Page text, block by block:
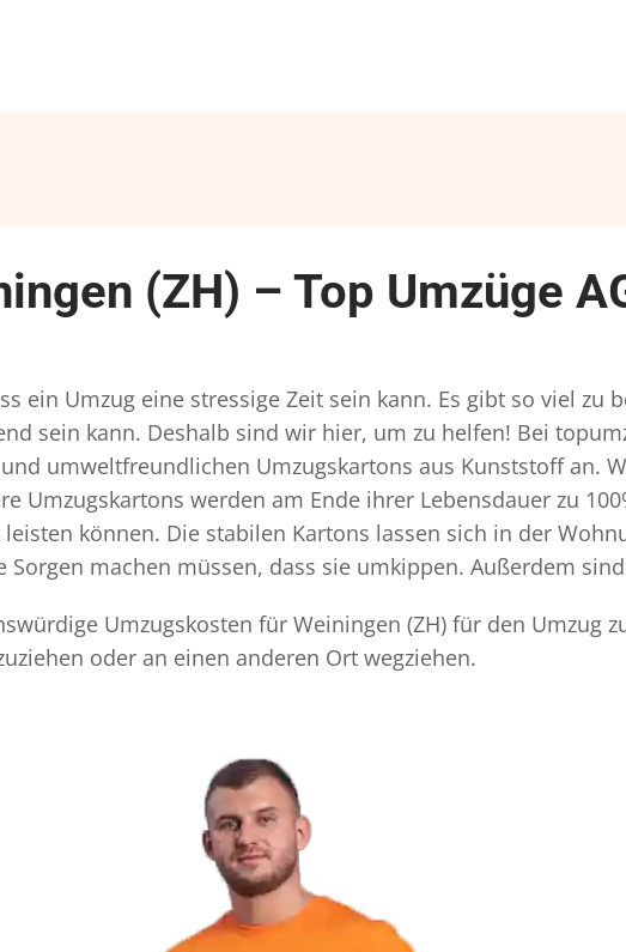
(ZH) – Top Umzüge
ein Umzug eine stressige Zeit sein kann. Es gibt so viel zu
sein kann. Deshalb sind wir hier, um zu helfen! Bei
umweltfreundlichen Umzugskartons aus Kunststoff an.
Umzugskartons werden am Ende ihrer Lebensdauer zu
können. Die stabilen Kartons lassen sich in der
machen müssen, dass sie umkippen. Außerdem
Umzugskosten für Weiningen (ZH) für den Umzug
oder an einen anderen Ort wegziehen.